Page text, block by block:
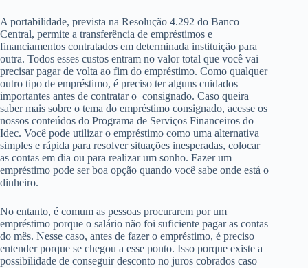
A portabilidade, prevista na Resolução 4.292 do Banco
Central, permite a transferência de empréstimos e
financiamentos contratados em determinada instituição para
outra. Todos esses custos entram no valor total que você vai
precisar pagar de volta ao fim do empréstimo. Como qualquer
outro tipo de empréstimo, é preciso ter alguns cuidados
importantes antes de contratar o consignado. Caso queira
saber mais sobre o tema do empréstimo consignado, acesse os
nossos conteúdos do Programa de Serviços Financeiros do
Idec. Você pode utilizar o empréstimo como uma alternativa
simples e rápida para resolver situações inesperadas, colocar
as contas em dia ou para realizar um sonho. Fazer um
empréstimo pode ser boa opção quando você sabe onde está o
dinheiro.
No entanto, é comum as pessoas procurarem por um
empréstimo porque o salário não foi suficiente pagar as contas
do mês. Nesse caso, antes de fazer o empréstimo, é preciso
entender porque se chegou a esse ponto. Isso porque existe a
possibilidade de conseguir desconto no juros cobrados caso